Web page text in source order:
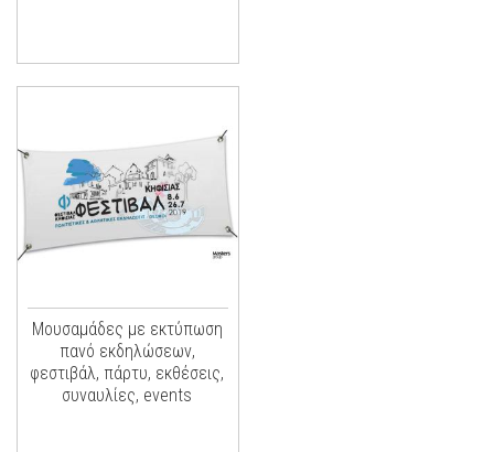
Μουσαμάδες με εκτύπωση
πανό εκδηλώσεων,
φεστιβάλ, πάρτυ, εκθέσεις,
συναυλίες, events